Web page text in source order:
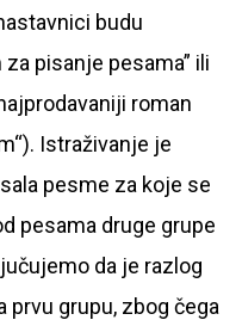
budu
pisanje pesama” ili
roman
Istraživanje je
pesme za koje se
pesama druge grupe
da je razlog
prvu grupu, zbog čega